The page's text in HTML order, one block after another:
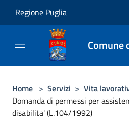
Regione Puglia
Comune
Home > Servizi > Vita
Domanda di permessi per
disabilita' (L.104/1992)